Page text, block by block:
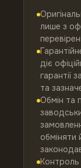
лише з
діє
гарантії
та
Обмін та
обміняти
Контроль